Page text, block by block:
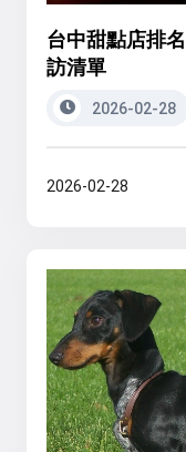
台中甜點店排
訪清單
2026-02-28
2026-02-28